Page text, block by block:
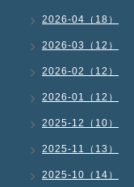
2026-04（18）
2026-03（12）
2026-02（12）
2026-01（12）
2025-12（10）
2025-11（13）
2025-10（14）